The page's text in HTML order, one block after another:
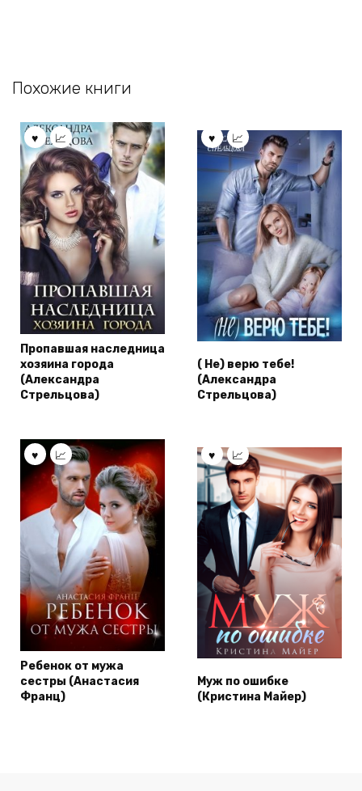
Похожие книги
Пропавшая наследница
хозяина города
(Александра
Стрельцова)
( Не) верю тебе!
(Александра
Стрельцова)
Ребенок от мужа
сестры (Анастасия
Франц)
Муж по ошибке
(Кристина Майер)